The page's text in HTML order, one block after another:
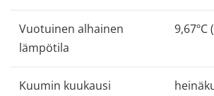
Vuotuinen alhainen
lämpötila
9,67ºC
Kuumin kuukausi